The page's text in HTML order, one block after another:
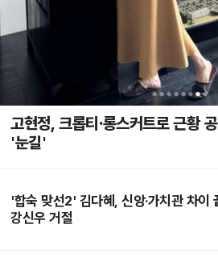
고현정, 크롭티·롱스커트로 근황
'눈길'
'합숙 맞선2' 김다혜, 신앙·가치관 차이
강신우 거절